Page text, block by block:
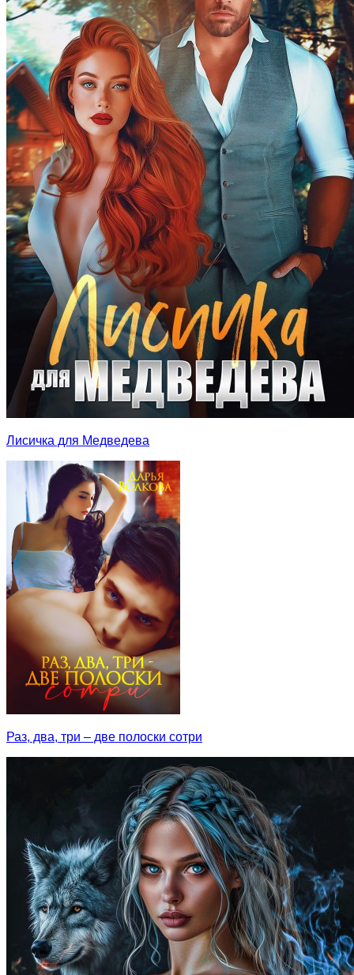
Лисичка для Медведева
Раз, два, три – две полоски сотри